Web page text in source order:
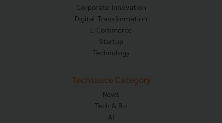
Corporate Innovation
Digital Transformation
E-Commerce
Startup
Technology
Techsauce Category
News
Tech & Biz
AI